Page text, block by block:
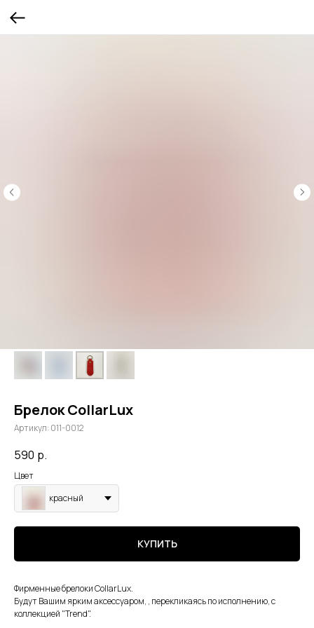
Брелок CollarLux
Артикул: 011-0012
590 р.
Цвет
красный
КУПИТЬ
Фирменные брелоки CollarLux.
Будут Вашим ярким аксессуаром, , перекликаясь по исполнению, с
коллекцией "Trend".